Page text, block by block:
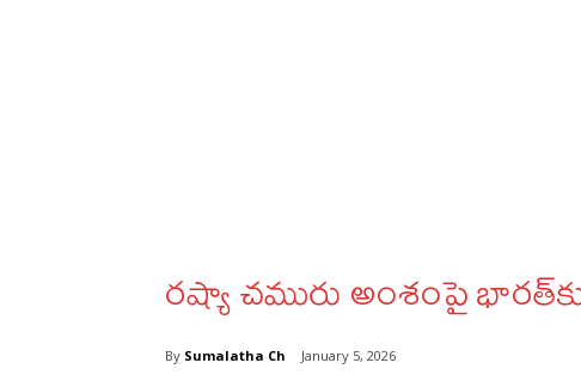
రష్యా చమురు అంశంపై
By Sumalatha Ch January 5, 2026